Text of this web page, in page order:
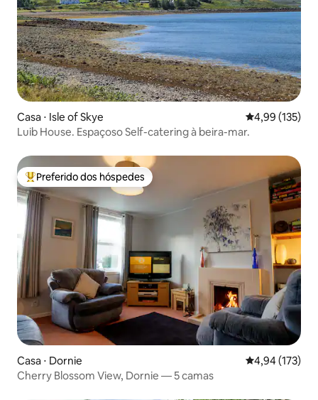
Casa ⋅ Isle of Skye 4,99 de uma
4,99 (135)
Luib House. Espaçoso Self-catering à beira-mar.
Entre os melhores preferidos dos hóspedes
Preferido dos hóspedes
Casa ⋅ Dornie 4,94 de uma
4,94 (173)
Cherry Blossom View, Dornie — 5 camas